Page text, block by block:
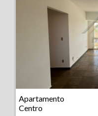
Imóvel: Apartamento - Centro - Ribeirão Preto
Apartamento
Centro